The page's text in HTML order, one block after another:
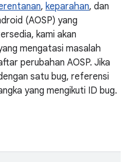
, keparahan, dan
(AOSP) yang
kami akan
mengatasi masalah
perubahan AOSP. Jika
satu bug, referensi
yang mengikuti ID bug.